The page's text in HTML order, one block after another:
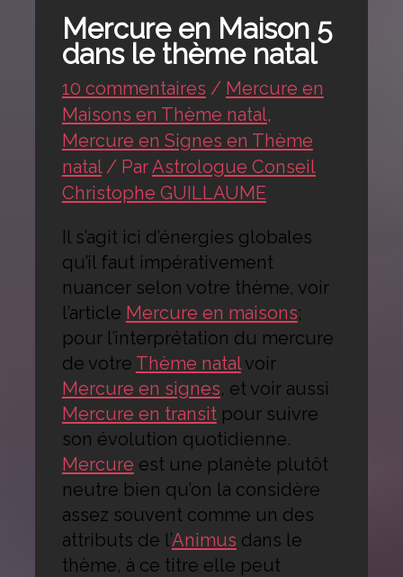
Mercure en Maison 5
dans le thème natal
10 commentaires / Mercure en
Maisons en Thème natal,
Mercure en Signes en Thème
natal/ ParAstrologue Conseil
Christophe GUILLAUME
Il s’agit ici d’énergies globales
qu’il faut impérativement
nuancer selon votre thème, voir
l’article Mercure en maisons;
pour l’interprétation du mercure
de votre Thème natalvoir
Mercure en signes, et voir aussi
Mercure en transitpour suivre
son évolution quotidienne.
Mercure est une planète plutôt
neutre bien qu’on la considère
assez souvent comme un des
attributs de l’Animus dans le
thème, à ce titre elle peut